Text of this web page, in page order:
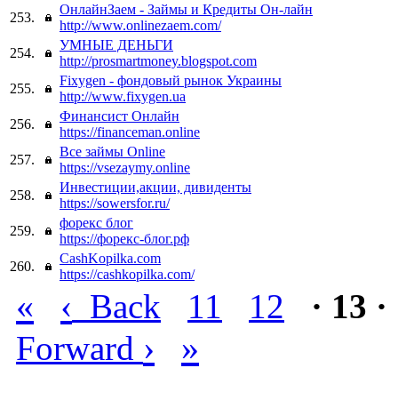
253.
ОнлайнЗаем - Займы и Кредиты Он-лайн
http://www.onlinezaem.com/
254.
УМНЫЕ ДЕНЬГИ
http://prosmartmoney.blogspot.com
255.
Fixygen - фондовый рынок Украины
http://www.fixygen.ua
256.
Финансист Онлайн
https://financeman.online
257.
Все займы Online
https://vsezaymy.online
258.
Инвестиции,акции, дивиденты
https://sowersfor.ru/
259.
форекс блог
https://форекс-блог.рф
260.
CashKopilka.com
https://cashkopilka.com/
« ‹ Back 11 12
· 13 ·
Forward › »